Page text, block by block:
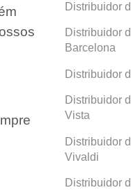
Distribuidor
Distribuidor
Barcelona
Distribuidor
Distribuidor
Vista
Distribuidor
Vivaldi
Distribuidor